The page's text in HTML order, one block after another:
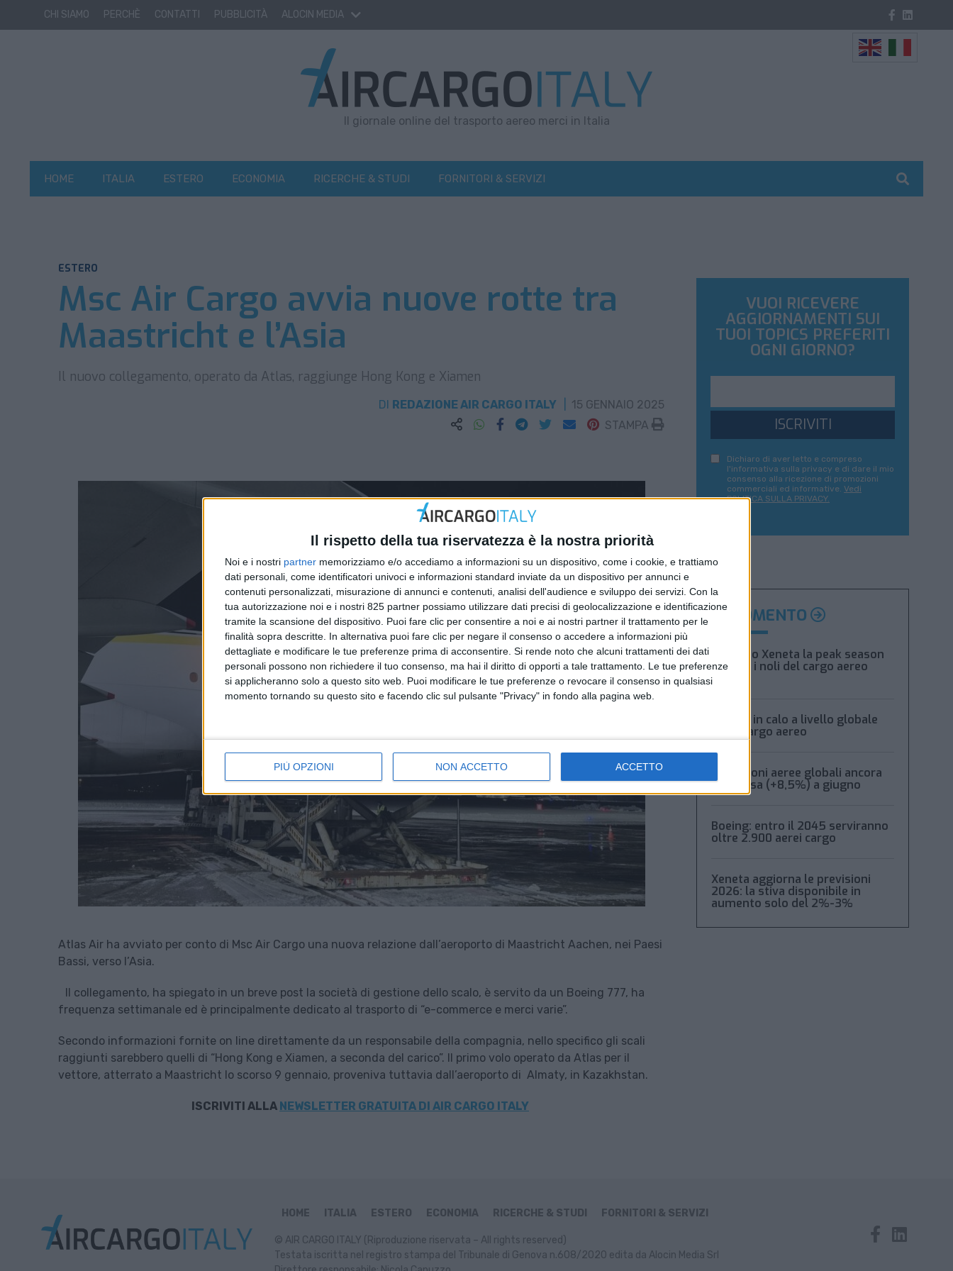
Il rispetto della tua riservatezza è la nostra priorità
Noi e i nostri partner memorizziamo e/o accediamo a informazioni su un dispositivo, come i cookie, e trattiamo
dati personali, come identificatori univoci e informazioni standard inviate da un dispositivo per annunci e
contenuti personalizzati, misurazione di annunci e contenuti, analisi dell'audience e sviluppo dei servizi. Con la
tua autorizzazione noi e i nostri 825 partner possiamo utilizzare dati precisi di geolocalizzazione e identificazione
tramite la scansione del dispositivo. Puoi fare clic per consentire a noi e ai nostri partner il trattamento per le
finalità sopra descritte. In alternativa puoi fare clic per negare il consenso o accedere a informazioni più
dettagliate e modificare le tue preferenze prima di acconsentire. Si rende noto che alcuni trattamenti dei dati
personali possono non richiedere il tuo consenso, ma hai il diritto di opporti a tale trattamento. Le tue preferenze
si applicheranno solo a questo sito web. Puoi modificare le tue preferenze o revocare il consenso in qualsiasi
momento tornando su questo sito e facendo clic sul pulsante "Privacy" in fondo alla pagina web.
PIÙ OPZIONI NON ACCETTO ACCETTO
CHI SIAMO PERCHÈ CONTATTI PUBBLICITÀ ALOCIN MEDIA
Il giornale online del trasporto aereo merci in Italia
HOME ITALIA ESTERO ECONOMIA RICERCHE & STUDI FORNITORI & SERVIZI
ESTERO
Msc Air Cargo avvia nuove rotte tra
Maastricht e l’Asia
Il nuovo collegamento, operato da Atlas, raggiunge Hong Kong e Xiamen
DI REDAZIONE AIR CARGO ITALY
15 GENNAIO 2025
STAMPA
Atlas Air ha avviato per conto di Msc Air Cargo una nuova relazione dall’aeroporto di Maastricht Aachen, nei Paesi
Bassi, verso l’Asia.
Il collegamento, ha spiegato in un breve post la società di gestione dello scalo, è servito da un Boeing 777, ha
frequenza settimanale ed è principalmente dedicato al trasporto di “e-commerce e merci varie”.
Secondo informazioni fornite on line direttamente da un responsabile della compagnia, nello specifico gli scali
raggiunti sarebbero quelli di “Hong Kong e Xiamen, a seconda del carico”. Il primo volo operato da Atlas per il
vettore, atterrato a Maastricht lo scorso 9 gennaio, proveniva tuttavia dall’aeroporto di Almaty, in Kazakhstan.
ISCRIVITI ALLA NEWSLETTER GRATUITA DI AIR CARGO ITALY
VUOI RICEVERE
AGGIORNAMENTI SUI
TUOI TOPICS PREFERITI
OGNI GIORNO?
ISCRIVITI
Dichiaro di aver letto e compreso
l'informativa sulla privacy e di dare il mio
consenso alla ricezione di promozioni
commerciali ed informative. Vedi
POLITICA SULLA PRIVACY.
ARGOMENTO
Secondo Xeneta la peak season
frena e i noli del cargo aereo
calano
Volumi in calo a livello globale
per il cargo aereo
Spedizioni aeree globali ancora
in ripresa (+8,5%) a giugno
Boeing: entro il 2045 serviranno
oltre 2.900 aerei cargo
Xeneta aggiorna le previsioni
2026: la stiva disponibile in
aumento solo del 2%-3%
HOME ITALIA ESTERO ECONOMIA RICERCHE & STUDI FORNITORI & SERVIZI
© AIR CARGO ITALY (Riproduzione riservata – All rights reserved)
Testata iscritta nel registro stampa del Tribunale di Genova n.608/2020 edita da Alocin Media Srl